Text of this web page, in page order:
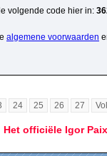
volgende code hier in:
algemene voorwaarden
24 25 26 27
officiële Igor